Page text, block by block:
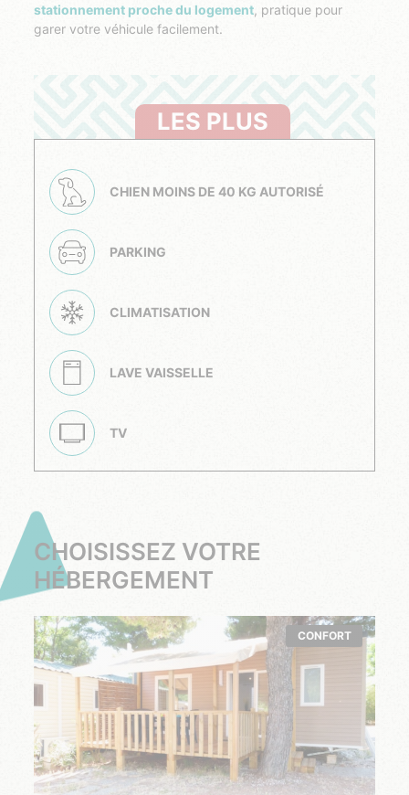
stationnement proche du logement, pratique pour
garer votre véhicule facilement.
LES PLUS
CHIEN MOINS DE 40 KG AUTORISÉ
PARKING
CLIMATISATION
LAVE VAISSELLE
TV
CHOISISSEZ VOTRE
HÉBERGEMENT
CONFORT